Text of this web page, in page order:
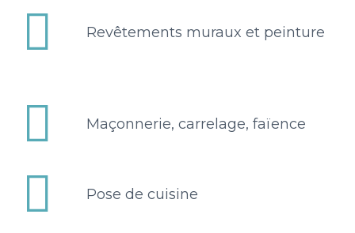

 Revêtements muraux et peinture

 Maçonnerie, carrelage, faïence

 Pose de cuisine